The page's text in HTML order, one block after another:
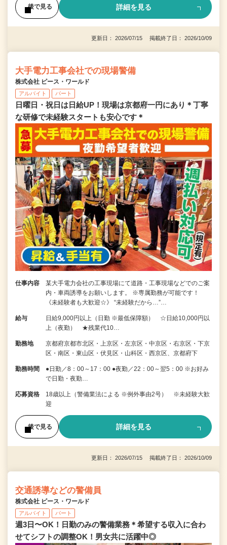
後で見る 詳細を見る
更新日： 2026/07/15 掲載終了日： 2026/10/09
大手電力工事会社での現場警備
株式会社 ピース・ワールド
アルバイト パート
日曜日・祝日は日給UP！現場は京都府一円にあり＊丁寧
な研修で未経験スタートも安心です＊
仕事内容
某大手電力会社の工事現場にて道路・工事現場などでのご案
内・車両誘導をお願いします。 ※専属勤務が可能です！
《未経験者も大歓迎☆》 “未経験だから…”…
給与
日給9,000円以上（日勤 ※最低保障額） ☆日給10,000円以
上（夜勤） ★残業代10…
勤務地
京都府京都市北区・上京区・左京区・中京区・右京区・下京
区・南区・東山区・伏見区・山科区・西京区、京都府下
勤務時間
●日勤／8：00～17：00 ●夜勤／22：00～翌5：00 ※お好み
で日勤・夜勤…
応募資格
18歳以上（警備業法による ※例外事由2号） ※未経験大歓
迎
後で見る 詳細を見る
更新日： 2026/07/15 掲載終了日： 2026/10/09
交通誘導などの警備員
株式会社 ピース・ワールド
アルバイト パート
週3日〜OK！日勤のみの警備業務＊希望する収入に合わ
せてシフトの調整OK！男女共に活躍中◎